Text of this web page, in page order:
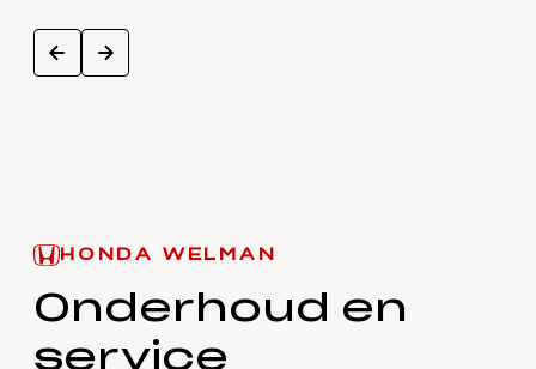
prev next
HONDA WELMAN
Onderhoud en
service